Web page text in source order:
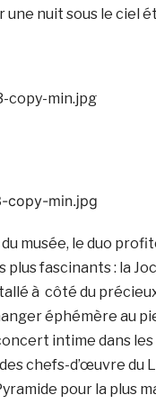
une nuit sous le ciel
copy-min.jpg
copy-min.jpg
musée, le duo
plus fascinants : la
à côté du
éphémère au
intime dans les
chefs-d’œuvre du
pour la plus